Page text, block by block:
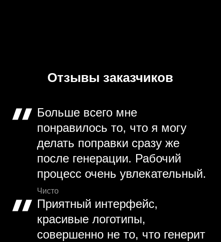
Отзывы заказчиков
Больше всего мне
понравилось то, что я могу
делать поправки сразу же
после генерации. Рабочий
процесс очень увлекательный.
Чисто
Приятный интерфейс,
красивые логотипы,
совершенно не то, что генерит